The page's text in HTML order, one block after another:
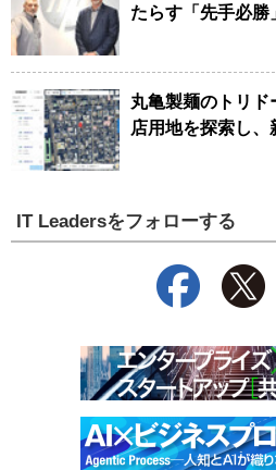
たらす「先手必勝
丸亀製麺のトリ
店用地を探索し、
IT Leadersをフォローする